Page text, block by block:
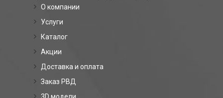
О компании
Услуги
Каталог
Акции
Доставка и оплата
Заказ РВД